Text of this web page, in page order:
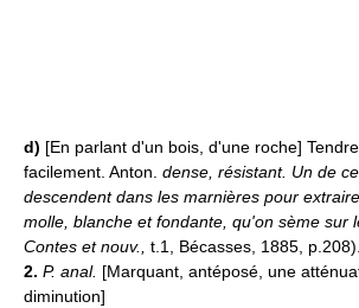
d) [En parlant d'un bois, d'une roche]
facilement. Anton. dense, résistant. Un de
descendent dans les marnières pour
molle, blanche et fondante, qu'on sème sur
Contes et nouv., t.1, Bécasses, 1885, p.208).
2. P. anal. [Marquant, antéposé, une
diminution]